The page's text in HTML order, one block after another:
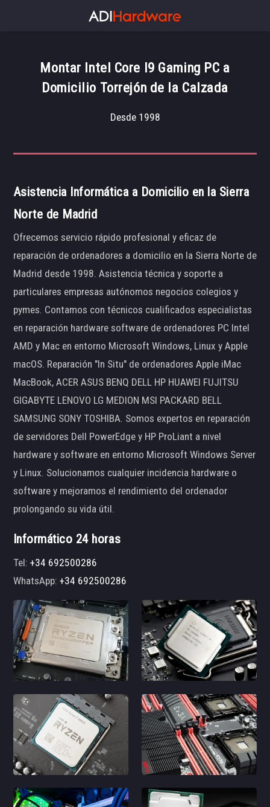
Montar Intel Core I9 Gaming PC a
Domicilio Torrejón de la Calzada
Desde 1998
Asistencia Informática a Domicilio en la Sierra
Norte de Madrid
Ofrecemos servicio rápido profesional y eficaz de
reparación de ordenadores a domicilio en la Sierra Norte de
Madrid desde 1998. Asistencia técnica y soporte a
particulares empresas autónomos negocios colegios y
pymes. Contamos con técnicos cualificados especialistas
en reparación hardware software de ordenadores PC Intel
AMD y Mac en entorno Microsoft Windows, Linux y Apple
macOS. Reparación "In Situ" de ordenadores Apple iMac
MacBook, ACER ASUS BENQ DELL HP HUAWEI FUJITSU
GIGABYTE LENOVO LG MEDION MSI PACKARD BELL
SAMSUNG SONY TOSHIBA. Somos expertos en reparación
de servidores Dell PowerEdge y HP ProLiant a nivel
hardware y software en entorno Microsoft Windows Server
y Linux. Solucionamos cualquier incidencia hardware o
software y mejoramos el rendimiento del ordenador
prolongando su vida útil.
Informático 24 horas
Tel:+34 692500286
WhatsApp:+34 692500286